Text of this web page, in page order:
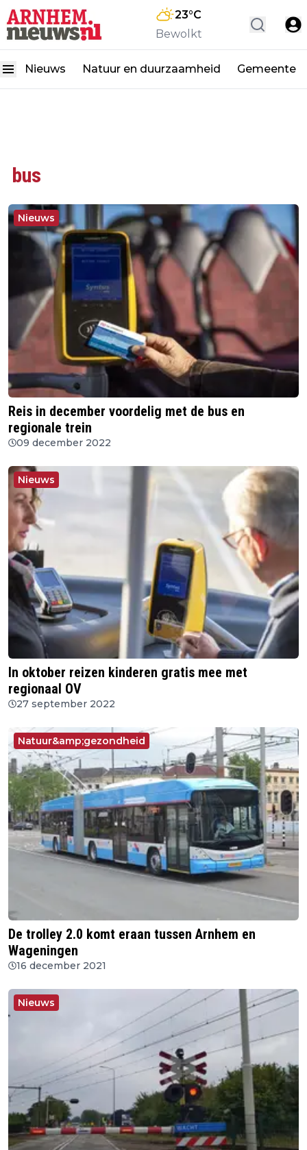
23°C
Bewolkt
Nieuws Natuur en duurzaamheid Gemeente
bus
Nieuws
Reis in december voordelig met de bus en
regionale trein
09 december 2022
Nieuws
In oktober reizen kinderen gratis mee met
regionaal OV
27 september 2022
Natuur&amp;gezondheid
De trolley 2.0 komt eraan tussen Arnhem en
Wageningen
16 december 2021
Nieuws